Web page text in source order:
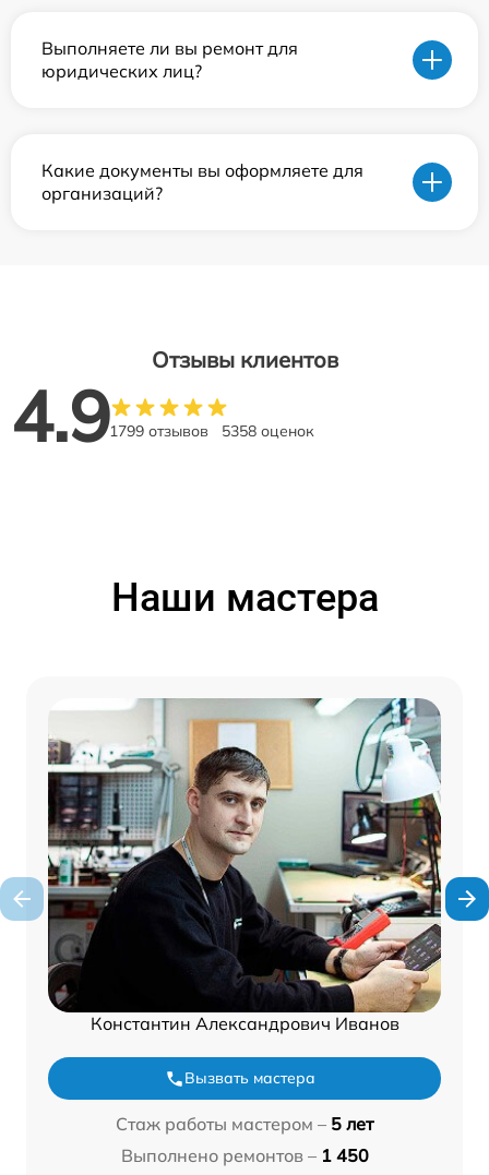
Выполняете ли вы ремонт для
юридических лиц?
Какие документы вы оформляете для
организаций?
Отзывы клиентов
4.91799 отзывов 5358 оценок
Наши мастера
Константин Александрович Иванов
Вызвать мастера
Стаж работы мастером – 5 лет
Выполнено ремонтов – 1 450